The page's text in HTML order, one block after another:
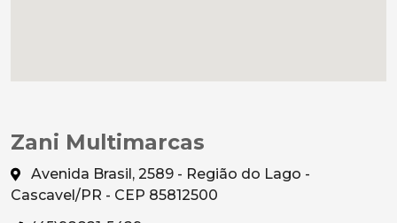
Zani Multimarcas
Avenida Brasil, 2589 - Região do Lago -
Cascavel/PR - CEP 85812500